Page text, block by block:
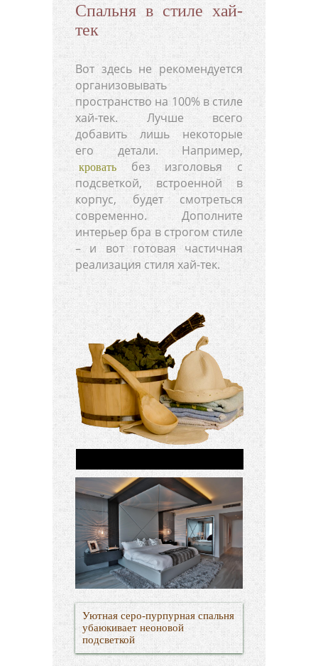
Спальня в стиле хай-
тек
Вот здесь не рекомендуется
организовывать
пространство на 100% в стиле
хай-тек. Лучше всего
добавить лишь некоторые
его детали. Например,
кроватьбез изголовья с
подсветкой, встроенной в
корпус, будет смотреться
современно. Дополните
интерьер бра в строгом стиле
– и вот готовая частичная
реализация стиля хай-тек.
Уютная серо-пурпурная спальня
убаюкивает неоновой
подсветкой